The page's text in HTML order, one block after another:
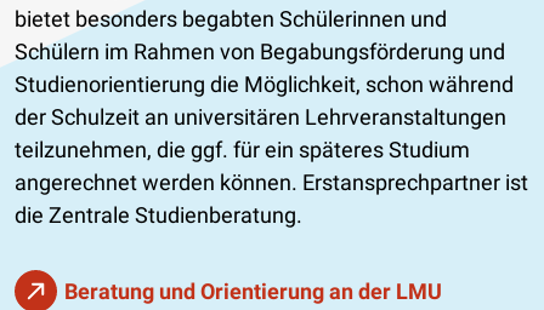
bietet besonders begabten Schülerinnen und
Schülern im Rahmen von Begabungsförderung und
Studienorientierung die Möglichkeit, schon während
der Schulzeit an universitären Lehrveranstaltungen
teilzunehmen, die ggf. für ein späteres Studium
angerechnet werden können. Erstansprechpartner ist
die Zentrale Studienberatung.
Beratung und Orientierung an der LMU